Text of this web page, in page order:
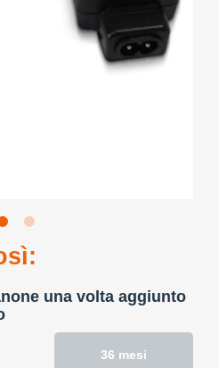
una volta aggiunto
36 mesi